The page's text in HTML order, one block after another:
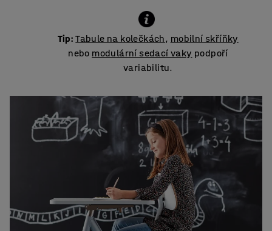
Tip: Tabule na kolečkách, mobilní skříňky
nebo modulární sedací vaky podpoří
variabilitu.